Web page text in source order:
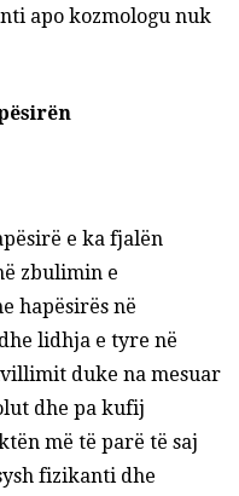
apo kozmologu nuk
e ka fjalën
zbulimin e
hapësirës në
lidhja e tyre në
duke na mesuar
dhe pa kufij
më të parë të saj
fizikanti dhe